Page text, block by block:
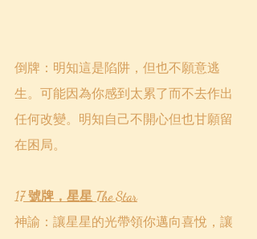
倒牌：明知這是陷阱，但也不願意逃
生。可能因為你感到太累了而不去作出
任何改變。明知自己不開心但也甘願留
在困局。
17 號牌，星星 The Star
神諭：讓星星的光帶領你邁向喜悅，讓